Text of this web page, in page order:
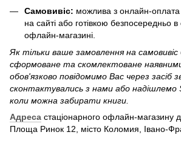
Самовивіс: можлива з онлайн-оплата
на сайті або готівкою безпосередньо
офлайн-магазині.
Як тільки ваше замовлення на
сформоване та скомлектоване
обов'язково повідомимо Вас через засіб
сконтактувались з нами або надішлемо
коли можна забирати книги.
Адреса стаціонарного офлайн-магазину
Площа Ринок 12, місто Коломия, Івано-